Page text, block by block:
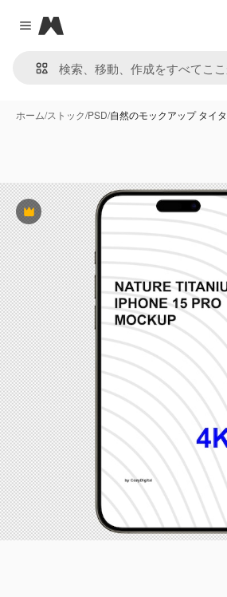
Close menu
Magnific
ホーム/ストック/PSD/自然のモックアップ タイ
Premium